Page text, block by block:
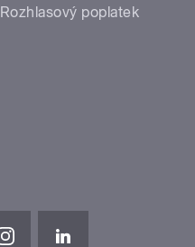
Rozhlasový poplatek